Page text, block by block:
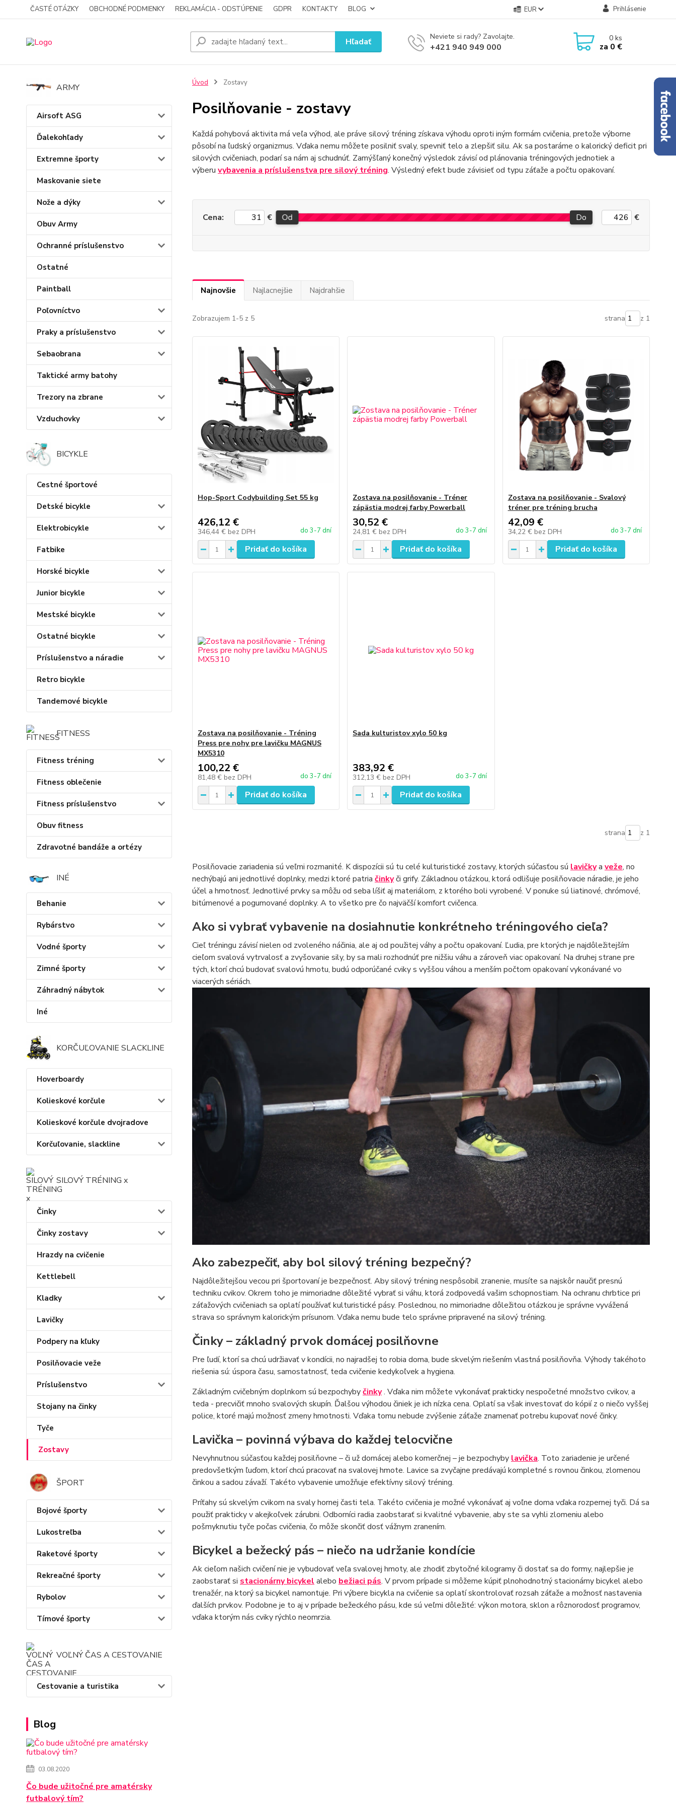
ČASTÉ OTÁZKY OBCHODNÉ PODMIENKY REKLAMÁCIA - ODSTÚPENIE GDPR KONTAKTY BLOG EUR Prihlásenie
Hľadať Neviete si rady? Zavolajte.
+421 940 949 000
0ks
za 0 €
ARMY
Airsoft ASG
Ďalekohľady
Extremne športy
Maskovanie siete
Nože a dýky
Obuv Army
Ochranné príslušenstvo
Ostatné
Paintball
Poľovníctvo
Praky a príslušenstvo
Sebaobrana
Taktické army batohy
Trezory na zbrane
Vzduchovky
BICYKLE
Cestné športové
Detské bicykle
Elektrobicykle
Fatbike
Horské bicykle
Junior bicykle
Mestské bicykle
Ostatné bicykle
Príslušenstvo a náradie
Retro bicykle
Tandemové bicykle
FITNESS
Fitness tréning
Fitness oblečenie
Fitness príslušenstvo
Obuv fitness
Zdravotné bandáže a ortézy
INÉ
Behanie
Rybárstvo
Vodné športy
Zimné športy
Záhradný nábytok
Iné
KORČUĽOVANIE SLACKLINE
Hoverboardy
Kolieskové korčule
Kolieskové korčule dvojradove
Korčuľovanie, slackline
SILOVÝ TRÉNING x
Činky
Činky zostavy
Hrazdy na cvičenie
Kettlebell
Kladky
Lavičky
Podpery na kľuky
Posilňovacie veže
Príslušenstvo
Stojany na činky
Tyče
Zostavy
ŠPORT
Bojové športy
Lukostreľba
Raketové športy
Rekreačné športy
Rybolov
Tímové športy
VOĽNÝ ČAS A CESTOVANIE
Cestovanie a turistika
Blog
03.08.2020
Čo bude užitočné pre amatérsky
futbalový tím?
Úvod Zostavy
Posilňovanie - zostavy
Každá pohybová aktivita má veľa výhod, ale práve silový tréning získava výhodu oproti iným formám cvičenia, pretože výborne
pôsobí na ľudský organizmus. Vďaka nemu môžete posilniť svaly, spevniť telo a zlepšiť silu. Ak sa postaráme o kalorický deficit pri
silových cvičeniach, podarí sa nám aj schudnúť. Zamýšľaný konečný výsledok závisí od plánovania tréningových jednotiek a
výberu vybavenia a príslušenstva pre silový tréning. Výsledný efekt bude závisieť od typu záťaže a počtu opakovaní.
Cena: € Od Do €
Najnovšie Najlacnejšie Najdrahšie
Zobrazujem 1-5 z 5 strana z 1
Hop-Sport Codybuilding Set 55 kg
426,12 €
346,44 € bez DPH do 3-7 dní
Pridať do košíka
Zostava na posilňovanie - Tréner
zápästia modrej farby Powerball
30,52 €
24,81 € bez DPH do 3-7 dní
Pridať do košíka
Zostava na posilňovanie - Svalový
tréner pre tréning brucha
42,09 €
34,22 € bez DPH do 3-7 dní
Pridať do košíka
Zostava na posilňovanie - Tréning
Press pre nohy pre lavičku MAGNUS
MX5310
100,22 €
81,48 € bez DPH do 3-7 dní
Pridať do košíka
Sada kulturistov xylo 50 kg
383,92 €
312,13 € bez DPH do 3-7 dní
Pridať do košíka
strana z 1
Posilňovacie zariadenia sú veľmi rozmanité. K dispozícii sú tu celé kulturistické zostavy, ktorých súčasťou sú lavičkya veže, no
nechýbajú ani jednotlivé doplnky, medzi ktoré patria činkyči grify. Základnou otázkou, ktorá odlišuje posilňovacie náradie, je jeho
účel a hmotnosť. Jednotlivé prvky sa môžu od seba líšiť aj materiálom, z ktorého boli vyrobené. V ponuke sú liatinové, chrómové,
bitúmenové a pogumované doplnky. A to všetko pre čo najväčší komfort cvičenca.
Ako si vybrať vybavenie na dosiahnutie konkrétneho tréningového cieľa?
Cieľ tréningu závisí nielen od zvoleného náčinia, ale aj od použitej váhy a počtu opakovaní. Ľudia, pre ktorých je najdôležitejším
cieľom svalová vytrvalosť a zvyšovanie sily, by sa mali rozhodnúť pre nižšiu váhu a zároveň viac opakovaní. Na druhej strane pre
tých, ktorí chcú budovať svalovú hmotu, budú odporúčané cviky s vyššou váhou a menším počtom opakovaní vykonávané vo
viacerých sériách.
Ako zabezpečiť, aby bol silový tréning bezpečný?
Najdôležitejšou vecou pri športovaní je bezpečnosť. Aby silový tréning nespôsobil zranenie, musíte sa najskôr naučiť presnú
techniku ​​cvikov. Okrem toho je mimoriadne dôležité vybrať si váhu, ktorá zodpovedá vašim schopnostiam. Na ochranu chrbtice pri
záťažových cvičeniach sa oplatí používať kulturistické pásy. Poslednou, no mimoriadne dôležitou otázkou je správne vyvážená
strava so správnym kalorickým prísunom. Vďaka nemu bude telo správne pripravené na silový tréning.
Činky – základný prvok domácej posilňovne
Pre ľudí, ktorí sa chcú udržiavať v kondícii, no najradšej to robia doma, bude skvelým riešením vlastná posilňovňa. Výhody takéhoto
riešenia sú: úspora času, samostatnosť, teda cvičenie kedykoľvek a hygiena.
Základným cvičebným doplnkom sú bezpochybyčinky. Vďaka nim môžete vykonávať prakticky nespočetné množstvo cvikov, a
teda - precvičiť mnoho svalových skupín. Ďalšou výhodou činiek je ich nízka cena. Oplatí sa však investovať do kópií z o niečo vyššej
police, ktoré majú možnosť zmeny hmotnosti. Vďaka tomu nebude zvýšenie záťaže znamenať potrebu kupovať nové činky.
Lavička – povinná výbava do každej telocvične
Nevyhnutnou súčasťou každej posilňovne – či už domácej alebo komerčnej – je bezpochyby lavička. Toto zariadenie je určené
predovšetkým ľuďom, ktorí chcú pracovať na svalovej hmote. Lavice sa zvyčajne predávajú kompletné s rovnou činkou, zlomenou
činkou a sadou závaží. Takéto vybavenie umožňuje efektívny silový tréning.
Príťahy sú skvelým cvikom na svaly hornej časti tela. Takéto cvičenia je možné vykonávať aj voľne doma vďaka rozpernej tyči. Dá sa
použiť prakticky v akejkoľvek zárubni. Odborníci radia zaobstarať si kvalitné vybavenie, aby ste sa vyhli zlomeniu alebo
pošmyknutiu tyče počas cvičenia, čo môže skončiť dosť vážnym zranením.
Bicykel a bežecký pás – niečo na udržanie kondície
Ak cieľom našich cvičení nie je vybudovať veľa svalovej hmoty, ale zhodiť zbytočné kilogramy či dostať sa do formy, najlepšie je
zaobstarať si stacionárny bicykel alebo bežiaci pás. V prvom prípade si môžeme kúpiť plnohodnotný stacionárny bicykel alebo
trenažér, na ktorý sa bicykel namontuje. Pri výbere bicykla na cvičenie sa oplatí skontrolovať rozsah záťaže a možnosť nastavenia
ďalších prvkov. Podobne je to aj v prípade bežeckého pásu, kde sú veľmi dôležité: výkon motora, sklon a rôznorodosť programov,
vďaka ktorým nás cviky rýchlo neomrzia.